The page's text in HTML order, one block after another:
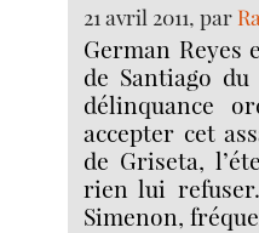
21 avril 2011, par
German
de Santiago
délinquance
accepter cet
de Griseta,
rien lui
Simenon,